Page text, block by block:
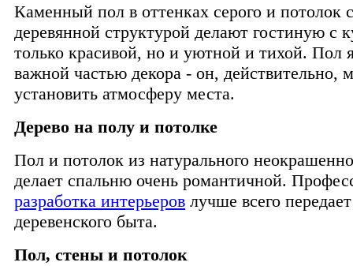
Каменный пол в оттенках серого и потолок
деревянной структурой делают гостиную с
только красивой, но и уютной и тихой. Пол
важной частью декора - он, действительно,
установить атмосферу места.
Дерево на полу и потолке
Пол и потолок из натурального
делает спальню очень романтичной.
разработка интерьеров лучше всего
деревенского быта.
Пол, стены и потолок